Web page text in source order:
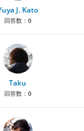
J. Kato
回答数： 0
Taku
回答数： 0